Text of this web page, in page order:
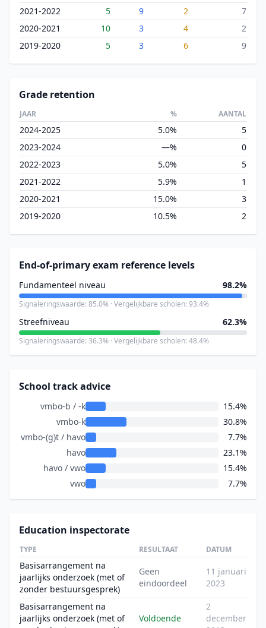
2021-2022
5 9 2
7
2020-2021
10 3 4
2
2019-2020
5 3 6 9
Grade retention
JAAR % AANTAL
2024-2025 5.0%
5
2023-2024
—%
0
2022-2023
5.0%
5
2021-2022
5.9%
1
2020-2021
15.0%
3
2019-2020
10.5% 2
End-of-primary exam reference levels
Fundamenteel niveau 98.2%
Signaleringswaarde: 85.0% · Vergelijkbare scholen: 93.4%
Streefniveau 62.3%
Signaleringswaarde: 36.3% · Vergelijkbare scholen: 48.4%
School track advice
vmbo-b / -k
15.4%
vmbo-k
30.8%
vmbo-(g)t / havo
7.7%
havo
23.1%
havo / vwo
15.4%
vwo
7.7%
Education inspectorate
TYPE RESULTAAT DATUM
Basisarrangement na
jaarlijks onderzoek (met of
zonder bestuursgesprek)
Geen
eindoordeel
11 januari
2023
Basisarrangement na
jaarlijks onderzoek (met of
Voldoende
2
december